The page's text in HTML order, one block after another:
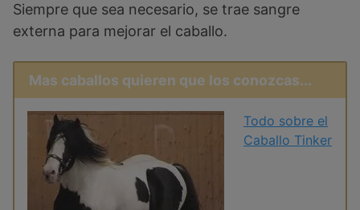
Siempre que sea necesario, se trae sangre
externa para mejorar el caballo.
Mas caballos quieren que los conozcas...
Todo sobre el
Caballo Tinker